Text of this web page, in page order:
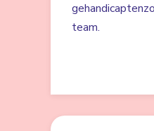
team.